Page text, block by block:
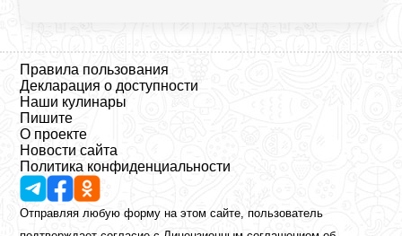
Правила пользования
Декларация о доступности
Наши кулинары
Пишите
О проекте
Новости сайта
Политика конфиденциальности
Отправляя любую форму на этом сайте, пользователь